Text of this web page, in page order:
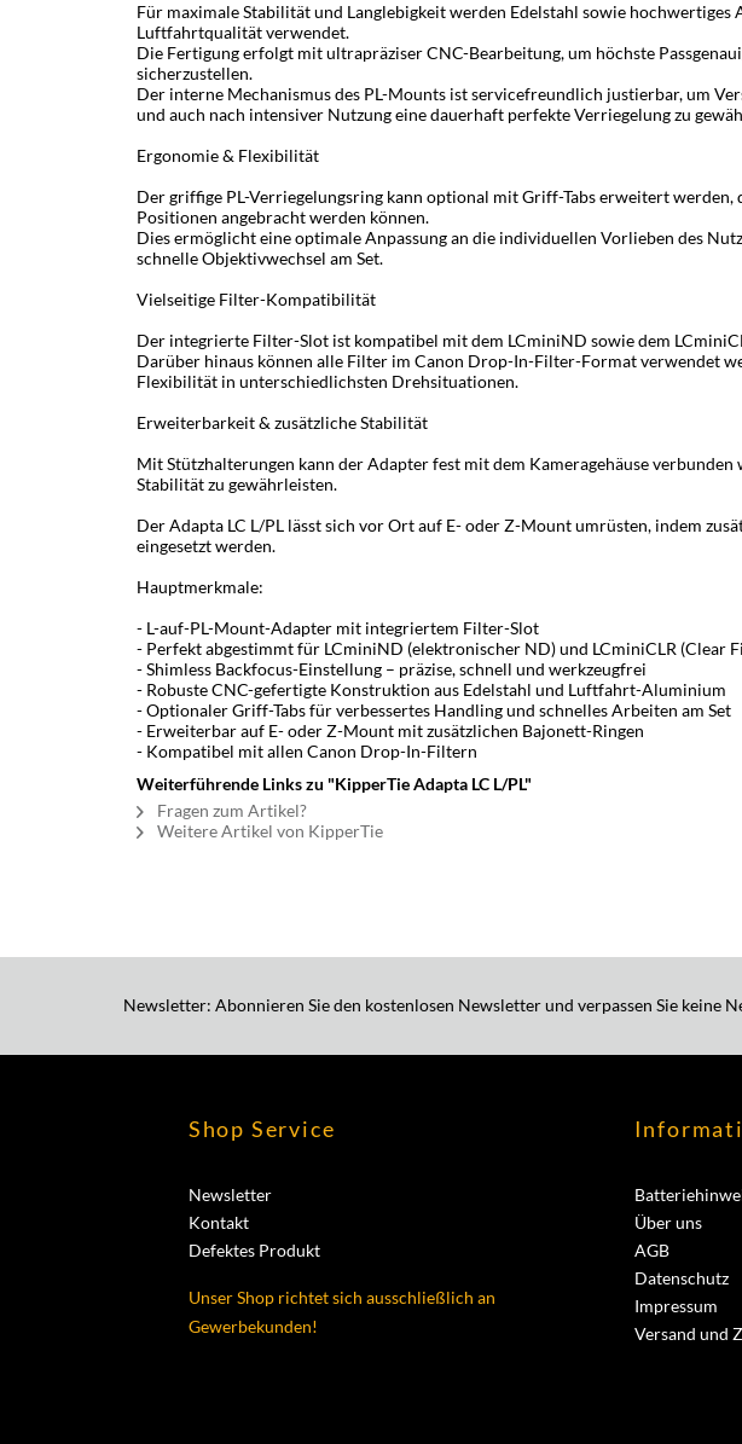
Für maximale Stabilität und Langlebigkeit werden Edelstahl sowie hochwertiges
Luftfahrtqualität verwendet.
Die Fertigung erfolgt mit ultrapräziser CNC-Bearbeitung, um höchste
sicherzustellen.
Der interne Mechanismus des PL-Mounts ist servicefreundlich justierbar, um
und auch nach intensiver Nutzung eine dauerhaft perfekte Verriegelung zu
Ergonomie & Flexibilität
Der griffige PL-Verriegelungsring kann optional mit Griff-Tabs erweitert werden,
Positionen angebracht werden können.
Dies ermöglicht eine optimale Anpassung an die individuellen Vorlieben des
schnelle Objektivwechsel am Set.
Vielseitige Filter-Kompatibilität
Der integrierte Filter-Slot ist kompatibel mit dem LCminiND sowie dem
Darüber hinaus können alle Filter im Canon Drop-In-Filter-Format verwendet
Flexibilität in unterschiedlichsten Drehsituationen.
Erweiterbarkeit & zusätzliche Stabilität
Mit Stützhalterungen kann der Adapter fest mit dem Kameragehäuse verbunden
Stabilität zu gewährleisten.
Der Adapta LC L/PL lässt sich vor Ort auf E- oder Z-Mount umrüsten, indem
eingesetzt werden.
Hauptmerkmale:
- L-auf-PL-Mount-Adapter mit integriertem Filter-Slot
- Perfekt abgestimmt für LCminiND (elektronischer ND) und LCminiCLR (Clear
- Shimless Backfocus-Einstellung – präzise, schnell und werkzeugfrei
- Robuste CNC-gefertigte Konstruktion aus Edelstahl und Luftfahrt-Aluminium
- Optionaler Griff-Tabs für verbessertes Handling und schnelles Arbeiten am Set
- Erweiterbar auf E- oder Z-Mount mit zusätzlichen Bajonett-Ringen
- Kompatibel mit allen Canon Drop-In-Filtern
Weiterführende Links zu "KipperTie Adapta LC L/PL"
Fragen zum Artikel?
Weitere Artikel von KipperTie
Newsletter: Abonnieren Sie den kostenlosen Newsletter und verpassen Sie keine
Shop Service
Newsletter
Kontakt
Defektes Produkt
Unser Shop richtet sich ausschließlich an
Gewerbekunden!
Über uns
AGB
Datenschutz
Impressum
Versand und